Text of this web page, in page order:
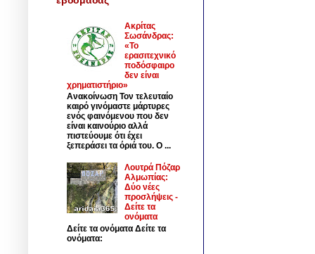
Ακρίτας
Σωσάνδρας:
«Το
ερασιτεχνικό
ποδόσφαιρο
δεν είναι
χρηματιστήριο»
Ανακοίνωση Τον τελευταίο
καιρό γινόμαστε μάρτυρες
ενός φαινόμενου που δεν
είναι καινούριο αλλά
πιστεύουμε ότι έχει
ξεπεράσει τα όριά του. Ο ...
Λουτρά Πόζαρ
Αλμωπίας:
Δύο νέες
προσλήψεις -
Δείτε τα
ονόματα
Δείτε τα ονόματα Δείτε τα
ονόματα: